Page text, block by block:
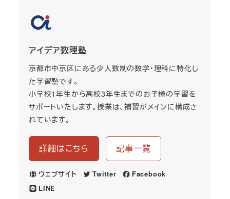
アイデア数理塾
京都市中京区にある少人数制の数学・理科に特化し
た学習塾です。
小学校1年生から高校3年生までのお子様の学習を
サポートいたします。授業は、補習がメインに構成さ
れています。
詳細はこちら 記事一覧
ウェブサイト Twitter
Facebook
LINE